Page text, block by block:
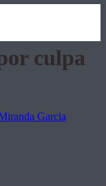
culpa
Garcia